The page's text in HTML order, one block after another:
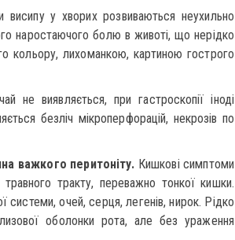
висипу у хворих розвиваються неухильно
наростаючого болю в животі, що нерідко
кольору, лихоманкою, картиною гострого
не виявляється, при гастроскопії іноді
безліч мікроперфорацій, некрозів по
важкого перитоніту. Кишкові симптоми
тракту, переважно тонкої кишки.
очей, серця, легенів, нирок. Рідко
оболонки рота, але без ураження